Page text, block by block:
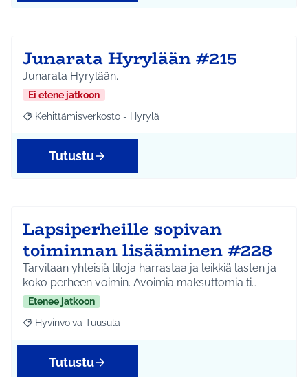
Junarata Hyrylään #215
Junarata Hyrylään.
Ei etene jatkoon
Rajaa tulokset aihepiirin mukaan: Kehittämisverkosto - Hyrylä
Kehittämisverkosto - Hyrylä
Tutustu
Lapsiperheille sopivan
toiminnan lisääminen #228
Tarvitaan yhteisiä tiloja harrastaa ja leikkiä lasten ja
koko perheen voimin. Avoimia maksuttomia ti…
Etenee jatkoon
Rajaa tulokset aihepiirin mukaan: Hyvinvoiva Tuusula
Hyvinvoiva Tuusula
Tutustu